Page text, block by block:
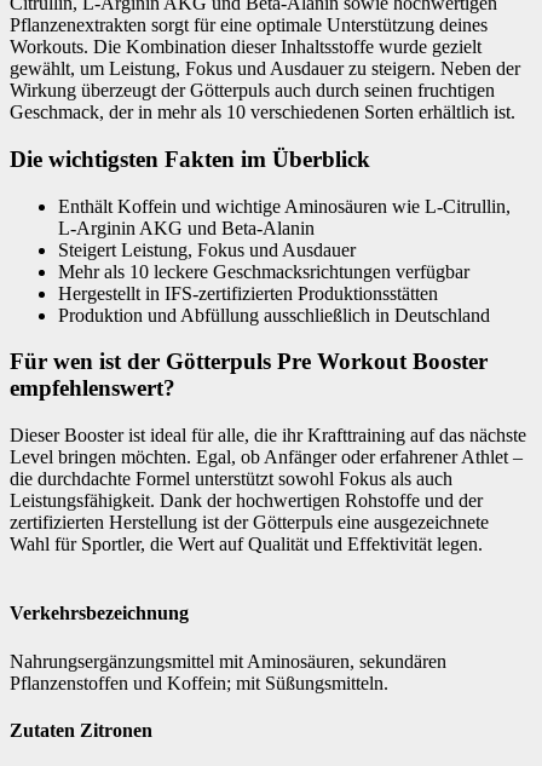
Pflanzenextrakten sorgt für eine optimale Unterstützung deines
Workouts. Die Kombination dieser Inhaltsstoffe wurde gezielt
gewählt, um Leistung, Fokus und Ausdauer zu steigern. Neben der
Wirkung überzeugt der Götterpuls auch durch seinen fruchtigen
Geschmack, der in mehr als 10 verschiedenen Sorten erhältlich ist.
Die wichtigsten Fakten im Überblick
Enthält Koffein und wichtige Aminosäuren wie L-Citrullin,
L-Arginin AKG und Beta-Alanin
Steigert Leistung, Fokus und Ausdauer
Mehr als 10 leckere Geschmacksrichtungen verfügbar
Hergestellt in IFS-zertifizierten Produktionsstätten
Produktion und Abfüllung ausschließlich in Deutschland
Für wen ist der Götterpuls Pre Workout Booster
empfehlenswert?
Dieser Booster ist ideal für alle, die ihr Krafttraining auf das nächste
Level bringen möchten. Egal, ob Anfänger oder erfahrener Athlet –
die durchdachte Formel unterstützt sowohl Fokus als auch
Leistungsfähigkeit. Dank der hochwertigen Rohstoffe und der
zertifizierten Herstellung ist der Götterpuls eine ausgezeichnete
Wahl für Sportler, die Wert auf Qualität und Effektivität legen.
Verkehrsbezeichnung
Nahrungsergänzungsmittel mit Aminosäuren, sekundären
Pflanzenstoffen und Koffein; mit Süßungsmitteln.
Zutaten Zitronen